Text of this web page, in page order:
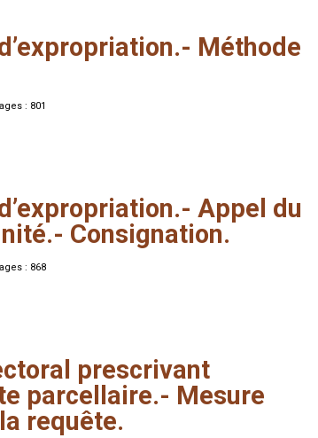
Méthode
: 801
Appel du
Consignation.
: 868
prescrivant
parcellaire.- Mesure
la requête.